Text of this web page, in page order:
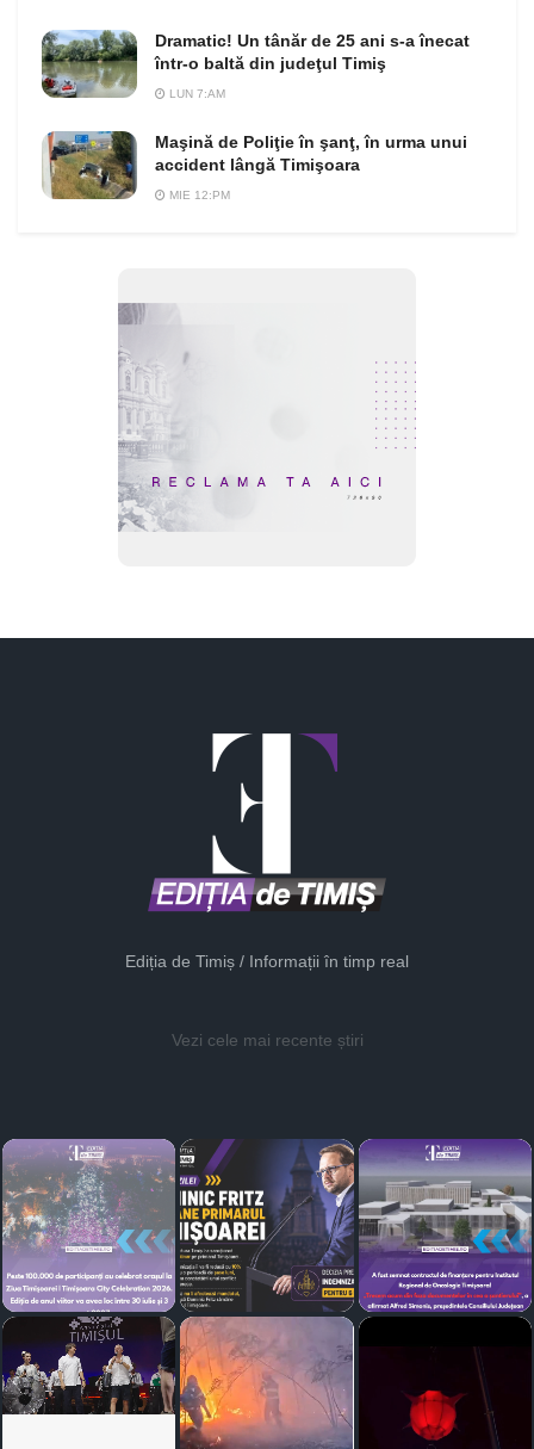
Dramatic! Un tânăr de 25 ani s-a înecat
într-o baltă din judeţul Timiş
LUN 7:AM
Maşină de Poliţie în şanţ, în urma unui
accident lângă Timişoara
MIE 12:PM
Ediția de Timiș / Informații în timp real
Vezi cele mai recente știri